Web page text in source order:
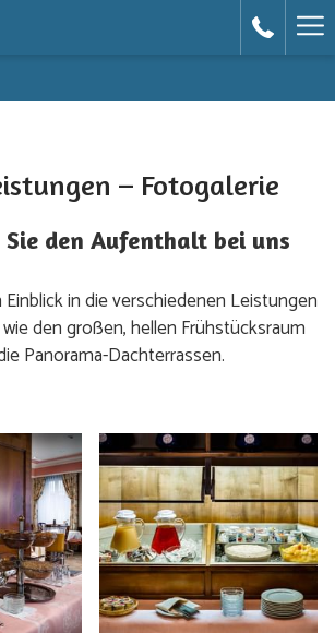
– Fotogalerie
Sie den Aufenthalt bei uns
Einblick in die verschiedenen Leistungen
den großen, hellen Frühstücksraum
Panorama-Dachterrassen.